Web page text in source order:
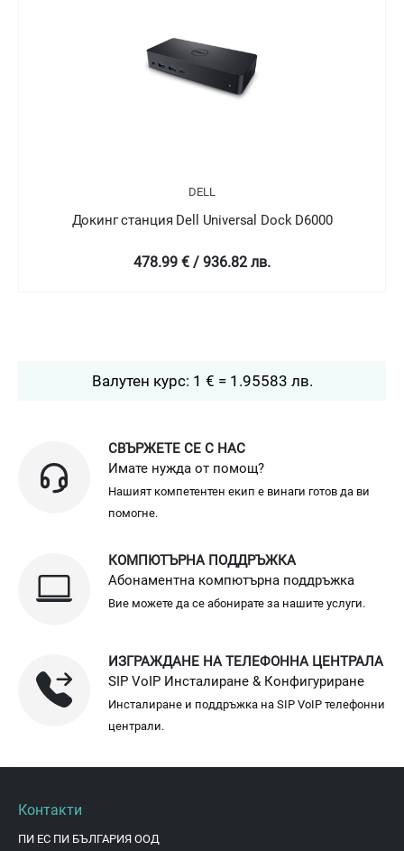
DELL
Докинг станция Dell Universal Dock D6000
478.99 € / 936.82 лв.
Валутен курс: 1 € = 1.95583 лв.
СВЪРЖЕТЕ СЕ С НАС
Имате нужда от помощ?
Нашият компетентен екип е винаги готов да ви
помогне.
КОМПЮТЪРНА ПОДДРЪЖКА
Абонаментна компютърна поддръжка
Вие можете да се абонирате за нашите услуги.
ИЗГРАЖДАНЕ НА ТЕЛЕФОННА ЦЕНТРАЛА
SIP VoIP Инсталиране & Конфигуриране
Инсталиране и поддръжка на SIP VoIP телефонни
централи.
Контакти
ПИ ЕС ПИ БЪЛГАРИЯ ООД